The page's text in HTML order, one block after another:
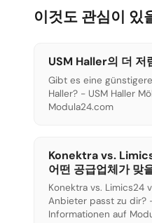
이것도 관심이 있
USM Haller의 더 저
Gibt es eine
Haller? - USM Haller
Modula24.com
Konektra vs.
어떤 공급업체가 맞
Konektra vs. Limics24
Anbieter passt zu dir?
Informationen auf